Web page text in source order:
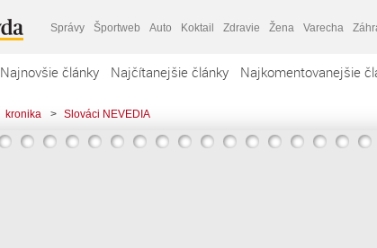
Správy Športweb Auto Koktail Zdravie Žena Varecha
Najnovšie články Najčítanejšie články Najkomentovanejšie
kronika > Slováci NEVEDIA